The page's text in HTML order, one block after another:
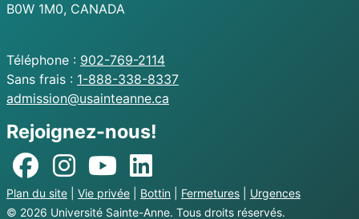
B0W 1M0, CANADA
Téléphone : 902-769-2114
Sans frais : 1-888-338-8337
Courriel :
admission@usainteanne.ca
Rejoignez-nous!
Plan du site Vie privée Bottin Fermetures
Urgences
© 2026 Université Sainte-Anne. Tous droits réservés.